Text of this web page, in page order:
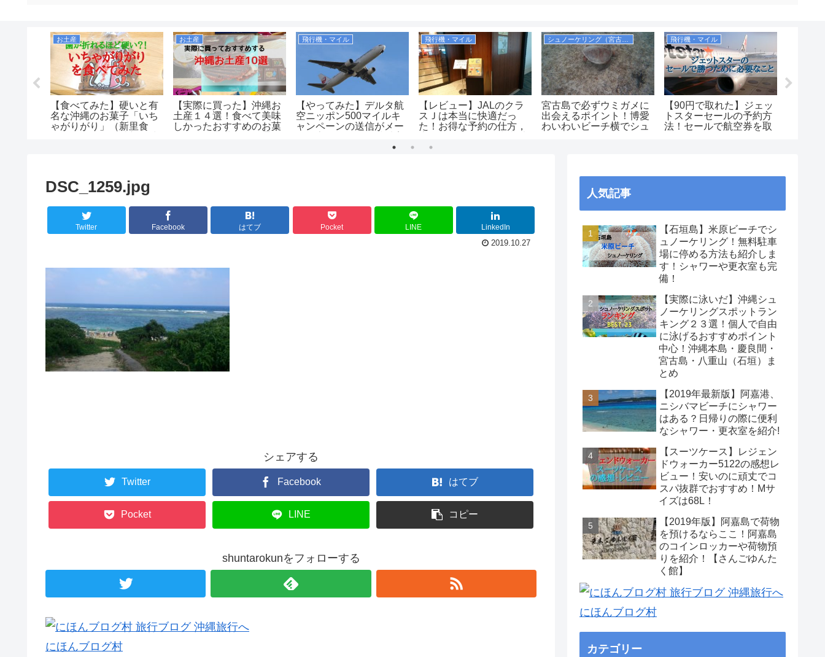
お土産
【食べてみた】硬いと有
名な沖縄のお菓子「いち
ゃがりがり」（新里食
お土産
【実際に買った】沖縄お
土産１４選！食べて美味
しかったおすすめのお菓
飛行機・マイル
【やってみた】デルタ航
空ニッポン500マイルキ
ャンペーンの送信がメー
内で送ってみた！2019年
飛行機・マイル
【レビュー】JALのクラ
スＪは本当に快適だっ
た！お得な予約の仕方，
の有無等を解説！
シュノーケリング（宮古諸島）
宮古島で必ずウミガメに
出会えるポイント！博愛
わいわいビーチ横でシュ
飛行機・マイル
【90円で取れた】ジェッ
トスターセールの予約方
法！セールで航空券を取
DSC_1259.jpg
Twitter Facebook はてブ Pocket LINE
LinkedIn
2019.10.27
シェアする
Twitter Facebook はてブ
Pocket LINE コピー
shuntarokunをフォローする
にほんブログ村
人気記事
【石垣島】米原ビーチでシ
ュノーケリング！無料駐車
場に停める方法も紹介しま
す！シャワーや更衣室も完
備！
【実際に泳いだ】沖縄シュ
ノーケリングスポットラン
キング２３選！個人で自由
に泳げるおすすめポイント
中心！沖縄本島・慶良間・
宮古島・八重山（石垣）ま
とめ
【2019年最新版】阿嘉港、
ニシバマビーチにシャワー
はある？日帰りの際に便利
なシャワー・更衣室を紹介!
【スーツケース】レジェン
ドウォーカー5122の感想レ
ビュー！安いのに頑丈でコ
スパ抜群でおすすめ！Mサ
イズは68L！
【2019年版】阿嘉島で荷物
を預けるならここ！阿嘉島
のコインロッカーや荷物預
りを紹介！【さんごゆんた
く館】
にほんブログ村
カテゴリー